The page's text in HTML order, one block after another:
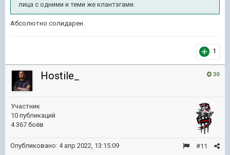
лица с одними и теми же клантэгами.
Абсолютно солидарен.
1
30
Hostile_
Участник
10 публикаций
4 367 боёв
#11
Опубликовано: 4 апр 2022, 13:15:09